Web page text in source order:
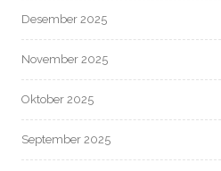
Desember 2025
November 2025
Oktober 2025
September 2025